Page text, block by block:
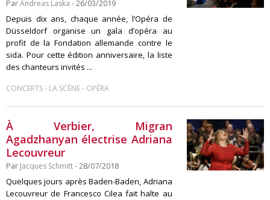
ParAndreas Laska - 26/03/2019
Depuis dix ans, chaque année, l’Opéra de
Düsseldorf organise un gala d’opéra au
profit de la Fondation allemande contre le
sida. Pour cette édition anniversaire, la liste
des chanteurs invités ...
CONCERTS- LA SCÈNE- OPÉRA
À Verbier, Migran
Agadzhanyan électrise Adriana
Lecouvreur
Par Jacques Schmitt- 28/07/2018
Quelques jours après Baden-Baden, Adriana
Lecouvreur de Francesco Cilea fait halte au